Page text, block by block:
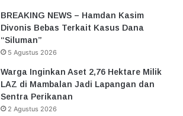
BREAKING NEWS – Hamdan Kasim
Divonis Bebas Terkait Kasus Dana
“Siluman”
5 Agustus 2026
Warga Inginkan Aset 2,76 Hektare Milik
LAZ di Mambalan Jadi Lapangan dan
Sentra Perikanan
2 Agustus 2026